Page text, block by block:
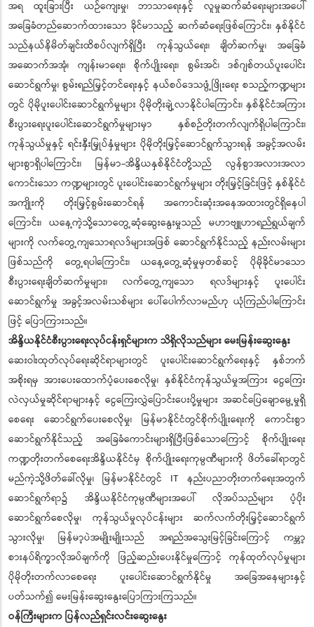
အရ ထူးခြားပြီး ယဉ်ကျေးမှု၊ ဘာသာရေးနှင့် လူမှုဆက်ဆံရေးများအပေါ်
အခြေခံတည်ဆောက်ထားသော ခိုင်မာသည့် ဆက်ဆံရေးဖြစ်ကြောင်း၊ နှစ်နိုင်ငံ
သည်နယ်နိမိတ်ချင်းထိစပ်လျက်ရှိပြီး ကုန်သွယ်ရေး၊ ချိတ်ဆက်မှု၊ အခြေခံ
အဆောက်အအုံ၊ ကျန်းမာရေး၊ စိုက်ပျိုးရေး၊ စွမ်းအင်၊ ဒစ်ဂျစ်တယ်ပူးပေါင်း
ဆောင်ရွက်မှု၊ စွမ်းရည်မြှင့်တင်ရေးနှင့် နယ်စပ်ဒေသဖွံ့ဖြိုးရေး စသည့်ကဏ္ဍများ
တွင် ပိုမိုပူးပေါင်းဆောင်ရွက်မှုများ ပိုမိုတိုးချဲ့လာနိုင်ပါကြောင်း၊ နှစ်နိုင်ငံအကြား
စီးပွားရေးပူးပေါင်းဆောင်ရွက်မှုများမှာ နှစ်စဉ်တိုးတက်လျက်ရှိပါကြောင်း၊
ကုန်သွယ်မှုနှင့် ရင်းနှီးမြှုပ်နှံမှုများ ပိုမိုတိုးမြှင့်ဆောင်ရွက်သွားရန် အခွင့်အလမ်း
များစွာရှိပါကြောင်း၊ မြန်မာ-အိန္ဒိယနှစ်နိုင်ငံတို့သည် လွန်စွာအလားအလာ
ကောင်းသော ကဏ္ဍများတွင် ပူးပေါင်းဆောင်ရွက်မှုများ တိုးမြှင့်ခြင်းဖြင့် နှစ်နိုင်ငံ
အကျိုးကို တိုးမြှင့်စွမ်းဆောင်ရန် အကောင်းဆုံးအနေအထားတွင်ရှိနေပါ
ကြောင်း၊ ယနေ့ကဲ့သို့သောတွေ့ဆုံဆွေးနွေးမှုသည် မဟာဗျူဟာရည်ရွယ်ချက်
များကို လက်တွေ့ကျသောရလဒ်များအဖြစ် ဆောင်ရွက်နိုင်သည့် နည်းလမ်းများ
ဖြစ်သည်ကို တွေ့ရပါကြောင်း၊ ယနေ့တွေ့ဆုံမှုမှတစ်ဆင့် ပိုမိုခိုင်မာသော
စီးပွားရေးချိတ်ဆက်မှုများ၊ လက်တွေ့ကျသော ရလဒ်များနှင့် ပူးပေါင်း
ဆောင်ရွက်မှု အခွင့်အလမ်းသစ်များ ပေါ်ပေါက်လာမည်ဟု ယုံကြည်ပါကြောင်း
ဖြင့် ပြောကြားသည်။
အိန္ဒိယနိုင်ငံစီးပွားရေးလုပ်ငန်းရှင်များက သိရှိလိုသည်များ မေးမြန်းဆွေးနွေး
ဆေးဝါးထုတ်လုပ်ရေးဆိုင်ရာများတွင် ပူးပေါင်းဆောင်ရွက်ရေးနှင့် နှစ်ဘက်
အစိုးရမှ အားပေးထောက်ပံ့ပေးစေလိုမှု၊ နှစ်နိုင်ငံကုန်သွယ်မှုအကြား ငွေကြေး
လဲလှယ်မှုဆိုင်ရာများနှင့် ငွေကြေးလွှဲပြောင်းပေးပို့မှုများ အဆင်ပြေချောမွေ့မှုရှိ
စေရေး ဆောင်ရွက်ပေးစေလိုမှု၊ မြန်မာနိုင်ငံတွင်စိုက်ပျိုးရေးကို ကောင်းစွာ
ဆောင်ရွက်နိုင်သည့် အခြေခံကောင်းများရှိပြီးဖြစ်သောကြောင့် စိုက်ပျိုးရေး
ကဏ္ဍတိုးတက်စေရေးအိန္ဒိယနိုင်ငံမှ စိုက်ပျိုးရေးကုမ္ပဏီများကို ဖိတ်ခေါ်ရာတွင်
မည်ကဲ့သို့ဖိတ်ခေါ်လိုမှု၊ မြန်မာနိုင်ငံတွင် IT နည်းပညာတိုးတက်ရေးအတွက်
ဆောင်ရွက်ရာ၌ အိန္ဒိယနိုင်ငံကုမ္ပဏီများအပေါ် လိုအပ်သည်များ ပံ့ပိုး
ဆောင်ရွက်စေလိုမှု၊ ကုန်သွယ်မှုလုပ်ငန်းများ ဆက်လက်တိုးမြှင့်ဆောင်ရွက်
သွားလိုမှု၊ မြန်မာ့ပဲအမျိုးမျိုးသည် အရည်အသွေးမြင့်ခြင်းကြောင့် ကမ္ဘာ့
စားနပ်ရိက္ခာလိုအပ်ချက်ကို ဖြည့်ဆည်းပေးနိုင်မှုကြောင့် ကုန်ထုတ်လုပ်မှုများ
ပိုမိုတိုးတက်လာစေရေး ပူးပေါင်းဆောင်ရွက်နိုင်မှု အခြေအနေများနှင့်
ပတ်သက်၍ မေးမြန်းဆွေးနွေးပြောကြားကြသည်။
ဝန်ကြီးများက ပြန်လည်ရှင်းလင်းဆွေးနွေး